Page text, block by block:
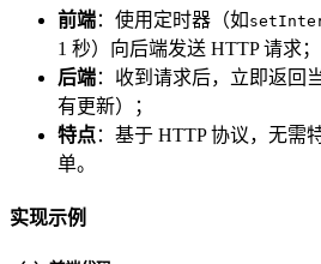
前端：使用定时器（如
1 秒）向后端发送 HTTP 请求；
后端：收到请求后，立即返回
有更新）；
特点：基于 HTTP 协议，无需
单。
实现示例